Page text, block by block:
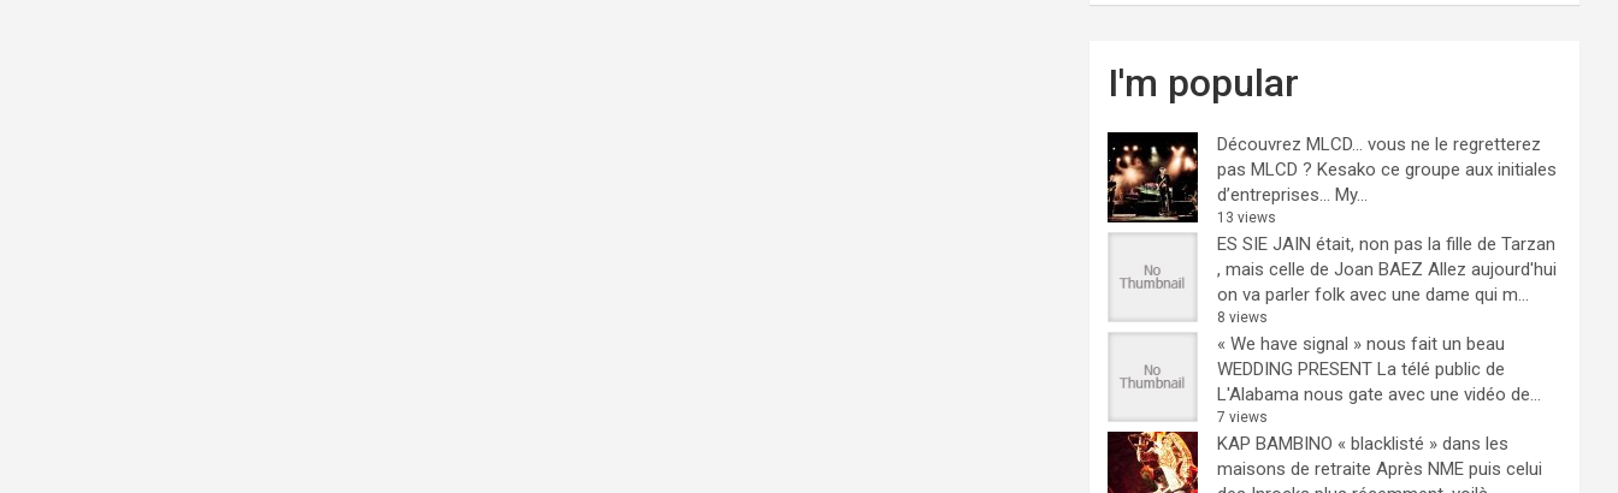
I'm popular
Découvrez MLCD… vous ne le regretterez
pas MLCD ? Kesako ce groupe aux initiales
d’entreprises… My...
13 views
ES SIE JAIN était, non pas la fille de Tarzan
, mais celle de Joan BAEZ Allez aujourd'hui
on va parler folk avec une dame qui m...
8 views
« We have signal » nous fait un beau
WEDDING PRESENT La télé public de
L'Alabama nous gate avec une vidéo de...
7 views
KAP BAMBINO « blacklisté » dans les
maisons de retraite Après NME puis celui